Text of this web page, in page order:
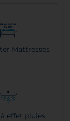
Mattresses
effet pluies